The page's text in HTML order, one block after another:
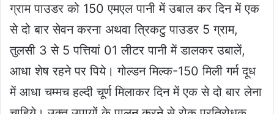
ग्राम पाउडर को 150 एमएल पानी में उबाल कर दिन में एक
से दो बार सेवन करना अथवा त्रिकटु पाउडर 5 ग्राम,
तुलसी 3 से 5 पत्तियां 01 लीटर पानी में डालकर उबालें,
आधा शेष रहने पर पिये। गोल्डन मिल्क-150 मिली गर्म दूध
में आधा चम्मच हल्दी चूर्ण मिलाकर दिन में एक से दो बार लेना